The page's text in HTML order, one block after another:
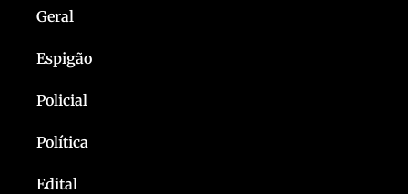
Geral
Espigão
Policial
Política
Edital